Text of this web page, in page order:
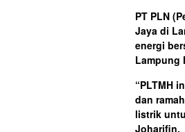
PT PLN
Jaya di
energi
Lampung
“PLTMH
dan
listrik
Joharifin.